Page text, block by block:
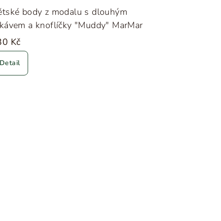
body z modalu s dlouhým
a knoflíčky "Muddy" MarMar
Kč